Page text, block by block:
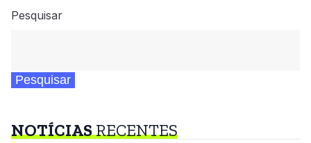
Pesquisar
Pesquisar
NOTÍCIASRECENTES